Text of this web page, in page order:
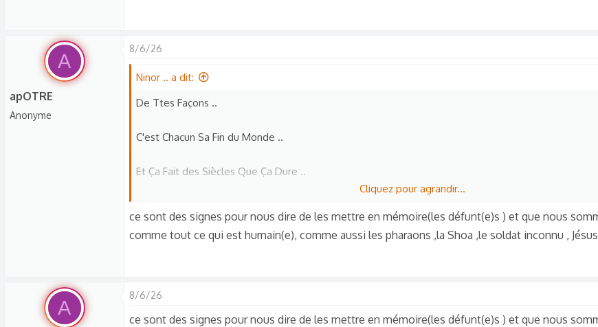
A
apOTRE
Anonyme
8/6/26
Ninor .. a dit:
De Ttes Façons ..
C'est Chacun Sa Fin du Monde ..
Et Ça Fait des Siècles Que Ça Dure ..
Dans les Cimetières ..
Cliquez pour agrandir...
ce sont des signes pour nous dire de les mettre en mémoire(les défunt(e)s ) et que nous
comme tout ce qui est humain(e), comme aussi les pharaons ,la Shoa ,le soldat inconnu ,
A
8/6/26
ce sont des signes pour nous dire de les mettre en mémoire(les défunt(e)s ) et que nous